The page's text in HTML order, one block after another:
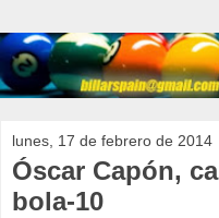
lunes, 17 de febrero de 2014
Óscar Capón,
bola-10